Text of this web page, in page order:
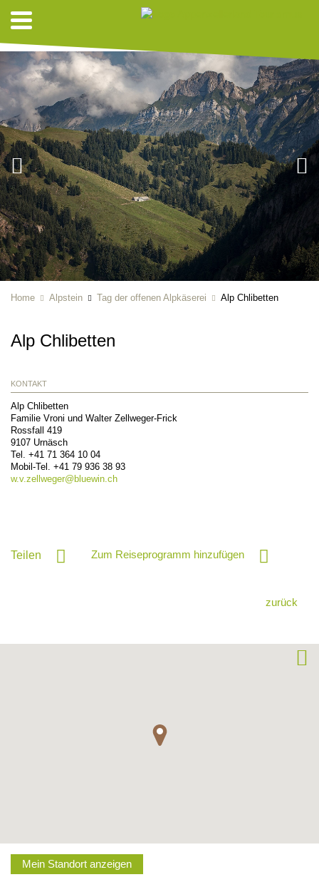
Home Alpstein Tag der offenen Alpkäserei Alp Chlibetten
Alp Chlibetten
KONTAKT
Alp Chlibetten
Familie Vroni und Walter Zellweger-Frick
Rossfall 419
9107 Urnäsch
Tel. +41 71 364 10 04
Mobil-Tel. +41 79 936 38 93
w.v.zellweger@ bluewin.ch
Teilen Zum Reiseprogramm hinzufügen
zurück
Mein Standort anzeigen